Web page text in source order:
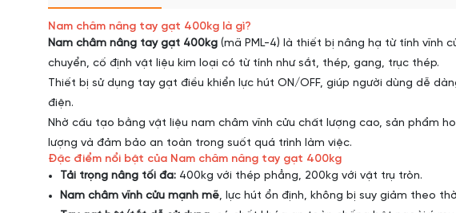
Nam châm nâng tay gạt 400kg là gì?
Nam châm nâng tay gạt 400kg (mã PML-4) là thiết bị nâng hạ từ tính vĩnh
chuyển, cố định vật liệu kim loại có từ tính như sắt, thép, gang, trục thép.
Thiết bị sử dụng tay gạt điều khiển lực hút ON/OFF, giúp người dùng dễ
điện.
Nhờ cấu tạo bằng vật liệu nam châm vĩnh cửu chất lượng cao, sản phẩm
lượng và đảm bảo an toàn trong suốt quá trình làm việc.
Đặc điểm nổi bật của Nam châm nâng tay gạt 400kg
Tải trọng nâng tối đa:400kg với thép phẳng, 200kg với vật trụ tròn.
Nam châm vĩnh cửu mạnh mẽ, lực hút ổn định, không bị suy giảm theo